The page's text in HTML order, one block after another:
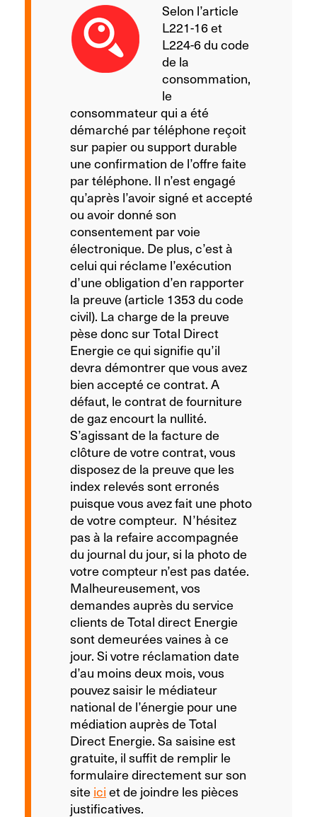
Selon l’article
L221-16 et
L224-6 du code
de la
consommation,
le
consommateur qui a été
démarché par téléphone reçoit
sur papier ou support durable
une confirmation de l’offre faite
par téléphone. Il n’est engagé
qu’après l’avoir signé et accepté
ou avoir donné son
consentement par voie
électronique. De plus, c’est à
celui qui réclame l’exécution
d’une obligation d’en rapporter
la preuve (article 1353 du code
civil). La charge de la preuve
pèse donc sur Total Direct
Energie ce qui signifie qu’il
devra démontrer que vous avez
bien accepté ce contrat. A
défaut, le contrat de fourniture
de gaz encourt la nullité.
S’agissant de la facture de
clôture de votre contrat, vous
disposez de la preuve que les
index relevés sont erronés
puisque vous avez fait une photo
de votre compteur. N’hésitez
pas à la refaire accompagnée
du journal du jour, si la photo de
votre compteur n’est pas datée.
Malheureusement, vos
demandes auprès du service
clients de Total direct Energie
sont demeurées vaines à ce
jour. Si votre réclamation date
d’au moins deux mois, vous
pouvez saisir le médiateur
national de l’énergie pour une
médiation auprès de Total
Direct Energie. Sa saisine est
gratuite, il suffit de remplir le
formulaire directement sur son
site ici et de joindre les pièces
justificatives.